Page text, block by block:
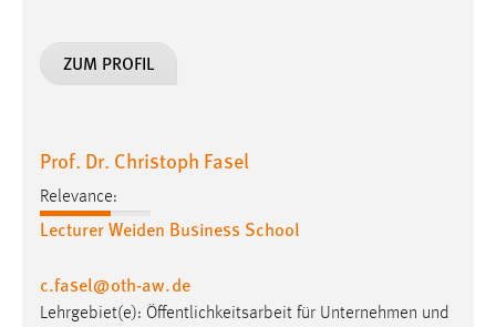
ZUM PROFIL
Prof. Dr. Christoph Fasel
Relevance:
Lecturer Weiden Business School
c.fasel@oth-aw.de
Lehrgebiet(e): Öffentlichkeitsarbeit für Unternehmen und